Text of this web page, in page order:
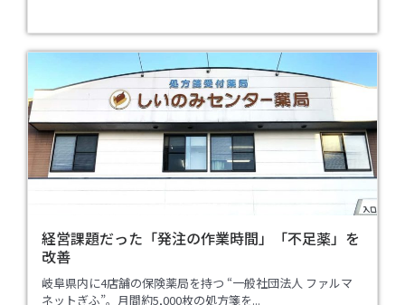
経営課題だった「発注の作業時間」「不足薬」を
改善
岐阜県内に4店舗の保険薬局を持つ “一般社団法人 ファルマ
ネットぎふ”。月間約5,000枚の処方箋を...